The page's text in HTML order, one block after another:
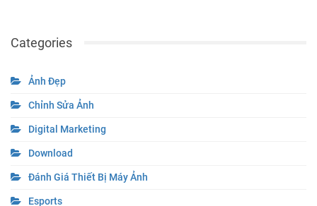
Categories
Ảnh Đẹp
Chỉnh Sửa Ảnh
Digital Marketing
Download
Đánh Giá Thiết Bị Máy Ảnh
Esports